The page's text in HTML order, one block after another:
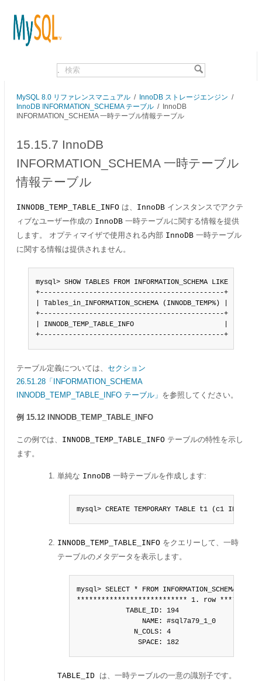
MySQL 8.0 リファレンスマニュアル / InnoDB ストレージエンジン /
InnoDB INFORMATION_SCHEMA テーブル / InnoDB
INFORMATION_SCHEMA 一時テーブル情報テーブル
15.15.7 InnoDB
INFORMATION_SCHEMA 一時テーブル
情報テーブル
INNODB_TEMP_TABLE_INFO は、 InnoDB インスタンスでアクテ
ィブなユーザー作成の InnoDB 一時テーブルに関する情報を提供
します。 オプティマイザで使用される内部 InnoDB 一時テーブル
に関する情報は提供されません。
mysql> SHOW TABLES FROM INFORMATION_SCHEMA LIKE
+---------------------------------------------+
| Tables_in_INFORMATION_SCHEMA (INNODB_TEMP%) |
+---------------------------------------------+
| INNODB_TEMP_TABLE_INFO                      |
+---------------------------------------------+
テーブル定義については、 セクション
26.51.28「INFORMATION_SCHEMA
INNODB_TEMP_TABLE_INFO テーブル」 を参照してください。
例 15.12 INNODB_TEMP_TABLE_INFO
この例では、 INNODB_TEMP_TABLE_INFO テーブルの特性を示し
ます。
単純な InnoDB 一時テーブルを作成します:
mysql> CREATE TEMPORARY TABLE t1 (c1 INT
INNODB_TEMP_TABLE_INFO をクエリーして、一時
テーブルのメタデータを表示します。
mysql> SELECT * FROM
*************************** 1. row
            TABLE_ID: 194
                NAME: #sql7a79_1_0
              N_COLS: 4
               SPACE: 182
TABLE_ID は、一時テーブルの一意の識別子です。